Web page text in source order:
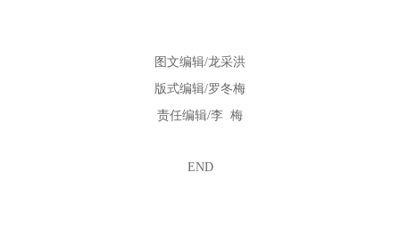
图文编辑/龙采洪
版式编辑/罗冬梅
责任编辑/李 梅
END